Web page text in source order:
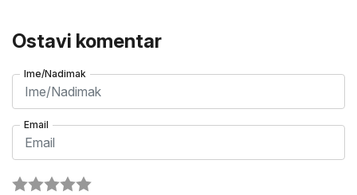
Ostavi komentar
Ime/Nadimak
Email